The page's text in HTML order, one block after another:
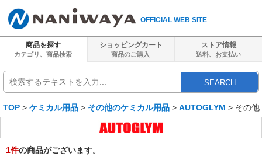
OFFICIAL WEB SITE
商品を探す
カテゴリ、商品検索
ショッピングカート
商品のご購入
ストア情報
送料、 お支払い
SEARCH
TOP > ケミカル用品 > その他のケミカル用品 > AUTOGLYM > その他
1件の商品がございます。